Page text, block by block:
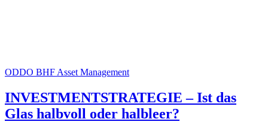
ODDO BHF Asset Management
INVESTMENTSTRATEGIE – Ist das
Glas halbvoll oder halbleer?